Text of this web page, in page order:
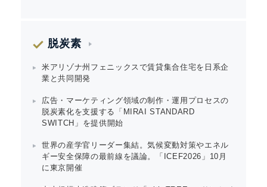
脱炭素
米アリゾナ州フェニックスで賃貸集合住宅を日系企
業と共同開発
広告・マーケティング領域の制作・運用プロセスの
脱炭素化を支援する「MIRAI STANDARD
SWITCH」を提供開始
世界の産学官リーダー集結。気候変動対策やエネル
ギー安全保障の最前線を議論。「ICEF2026」10月
に東京開催